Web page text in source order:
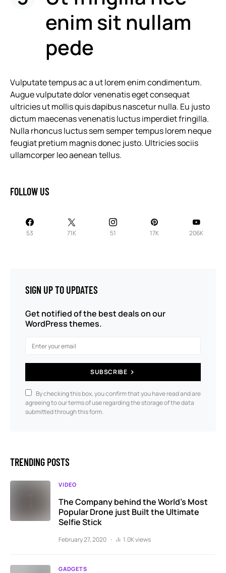
enim sit nullam
pede
Vulputate tempus ac a ut lorem enim condimentum.
Augue vulputate dolor venenatis eget consequat
ultricies ut mollis quis dapibus nascetur nulla. Eu justo
dictum maecenas venenatis luctus imperdiet fringilla.
Nulla rhoncus luctus sem semper tempus lorem neque
feugiat pretium magnis donec justo. Ultricies sociis
ullamcorper leo aenean tellus.
FOLLOW US
53 71K 51 17K 206K
SIGN UP TO UPDATES
Get notified of the best deals on our
WordPress themes.
SUBSCRIBE
By checking this box, you confirm that you have read and are
agreeing to our terms of use regarding the storage of the data
submitted through this form.
TRENDING POSTS
VIDEO
The Company behind the World’s Most
Popular Drone just Built the Ultimate
Selfie Stick
February 27, 2020 1.0K views
GADGETS